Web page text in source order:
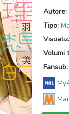
Autore:
Tipo:
Volumi
Fansub: